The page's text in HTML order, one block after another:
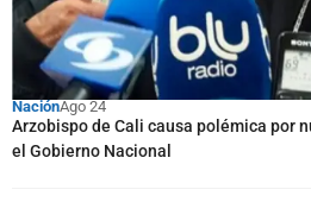
NaciónAgo 24
Arzobispo de Cali causa polémica por
el Gobierno Nacional